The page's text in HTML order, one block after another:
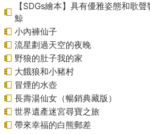
【SDGs繪本】具有優雅姿態和歌
鯨
小內褲仙子
流星劃過天空的夜晚
野狼的肚子我的家
大餓狼和小豬村
冒煙的水壺
長壽湯仙女（暢銷典藏版）
世界遺產迷宮尋寶之旅
帶來幸福的白熊郵差